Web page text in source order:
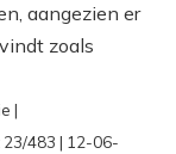
aangezien er
zoals
|
23/483 | 12-06-